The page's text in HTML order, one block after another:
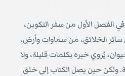
الفصل الأول من سفر التكوين،
الخلائق، من سماوات وأرض،
يُروي خبره بكلمات قليلة، ولا
ولكن حين يصل الكتاب إلى خلق